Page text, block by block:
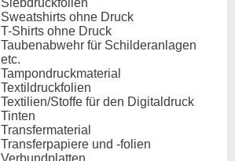
Siebdruckfolien
Sweatshirts ohne Druck
T-Shirts ohne Druck
Taubenabwehr für Schilderanlagen
etc.
Tampondruckmaterial
Textildruckfolien
Textilien/Stoffe für den Digitaldruck
Tinten
Transfermaterial
Transferpapiere und -folien
Verbundplatten